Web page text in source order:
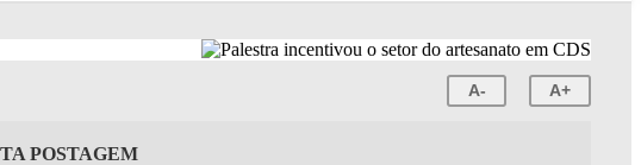
A- A+
POSTAGEM